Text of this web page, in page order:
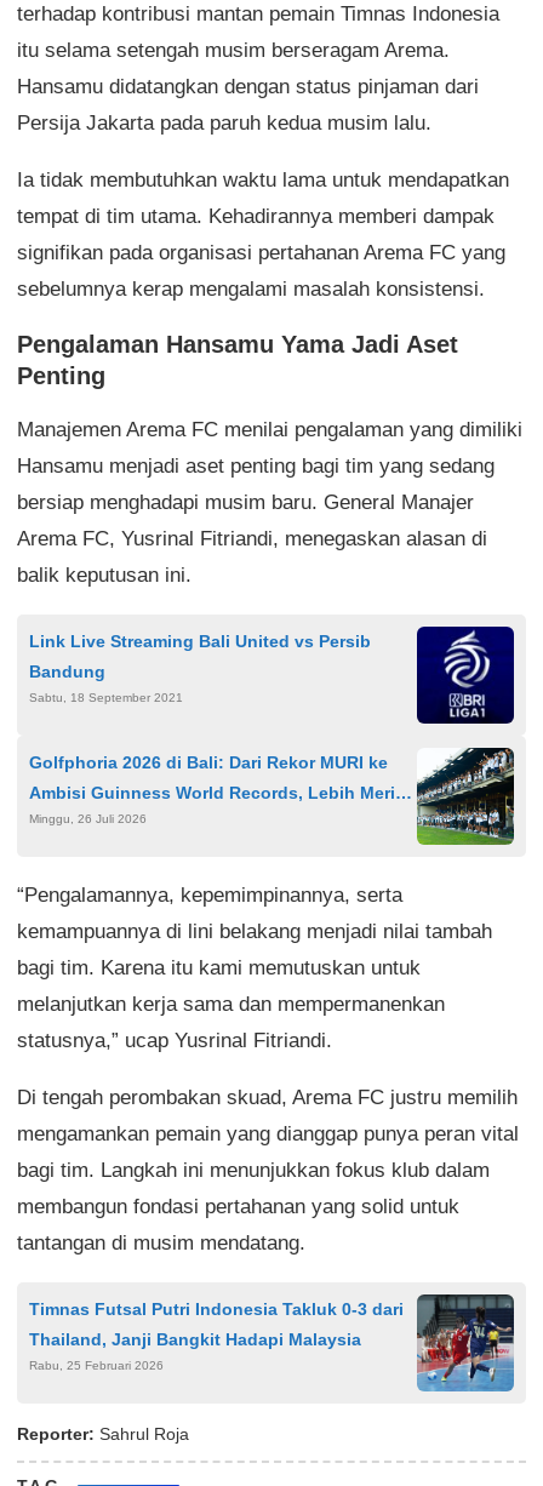
terhadap kontribusi mantan pemain Timnas Indonesia
itu selama setengah musim berseragam Arema.
Hansamu didatangkan dengan status pinjaman dari
Persija Jakarta pada paruh kedua musim lalu.
Ia tidak membutuhkan waktu lama untuk mendapatkan
tempat di tim utama. Kehadirannya memberi dampak
signifikan pada organisasi pertahanan Arema FC yang
sebelumnya kerap mengalami masalah konsistensi.
Pengalaman Hansamu Yama Jadi Aset
Penting
Manajemen Arema FC menilai pengalaman yang dimiliki
Hansamu menjadi aset penting bagi tim yang sedang
bersiap menghadapi musim baru. General Manajer
Arema FC, Yusrinal Fitriandi, menegaskan alasan di
balik keputusan ini.
Link Live Streaming Bali United vs Persib
Bandung
Sabtu, 18 September 2021
Golfphoria 2026 di Bali: Dari Rekor MURI ke
Ambisi Guinness World Records, Lebih Meriah
dengan Nuansa Reggae
Minggu, 26 Juli 2026
“Pengalamannya, kepemimpinannya, serta
kemampuannya di lini belakang menjadi nilai tambah
bagi tim. Karena itu kami memutuskan untuk
melanjutkan kerja sama dan mempermanenkan
statusnya,” ucap Yusrinal Fitriandi.
Di tengah perombakan skuad, Arema FC justru memilih
mengamankan pemain yang dianggap punya peran vital
bagi tim. Langkah ini menunjukkan fokus klub dalam
membangun fondasi pertahanan yang solid untuk
tantangan di musim mendatang.
Timnas Futsal Putri Indonesia Takluk 0-3 dari
Thailand, Janji Bangkit Hadapi Malaysia
Rabu, 25 Februari 2026
Reporter: Sahrul Roja